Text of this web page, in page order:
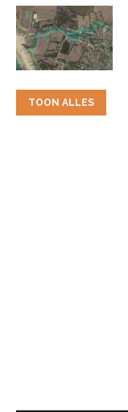
TOON ALLES